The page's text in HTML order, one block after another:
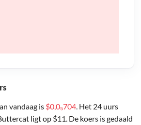
vandaag is $0,0₅704. Het 24 uurs
ligt op $11. De koers is gedaald